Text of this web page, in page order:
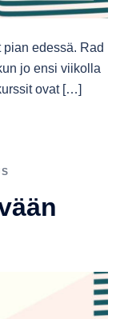
edessä. Rad
jo ensi viikolla
ovat […]